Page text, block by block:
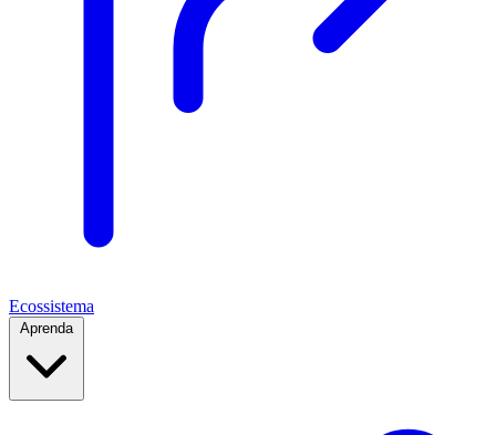
Ecossistema
Aprenda